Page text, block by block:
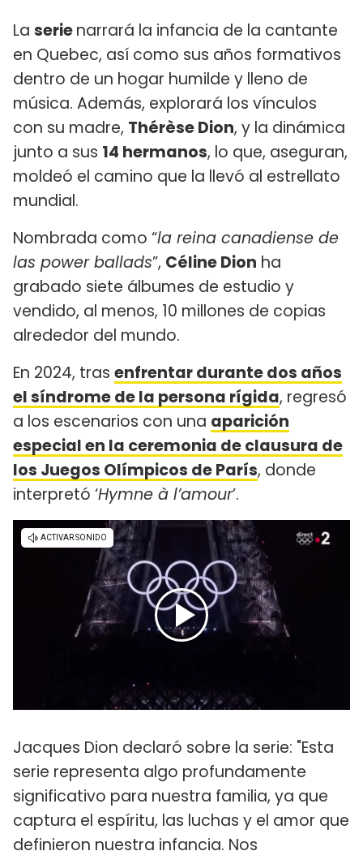
La serienarrará la infancia de la cantante
en Quebec, así como sus años formativos
dentro de un hogar humilde y lleno de
música. Además, explorará los vínculos
con su madre, Thérèse Dion, y la dinámica
junto a sus 14 hermanos, lo que, aseguran,
moldeó el camino que la llevó al estrellato
mundial.
Nombrada como “la reina canadiense de
las power ballads”, Céline Dion ha
grabado siete álbumes de estudio y
vendido, al menos, 10 millones de copias
alrededor del mundo.
En 2024, tras enfrentar durante dos años
el síndrome de la persona rígida, regresó
a los escenarios con una aparición
especial en la ceremonia de clausura de
los Juegos Olímpicos de París, donde
interpretó ‘Hymne à l’amour’.
Jacques Dion declaró sobre la serie: "Esta
serie representa algo profundamente
significativo para nuestra familia, ya que
captura el espíritu, las luchas y el amor que
definieron nuestra infancia. Nos